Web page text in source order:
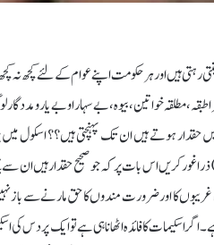
رہتی ہیں اور ہر حکومت اپنے عوام کے لئے کچھ نہ
مطلقہ خواتین، بیوہ،بے سہارا و بے یارو
میں حقدار ہوتے ہیں ان تک پہنچتی ہیں؟؟
ذراغور کریں اس بات پر کہ جو صحیح حقدار ہیں
غریبوں کا اور ضرورت مندوں کا حق مارنے سے
اسکیمات کا فائدہ اٹھانا ہی ہے تو ایک پر دس